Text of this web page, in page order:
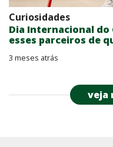
Curiosidades
Dia Internacional do
esses parceiros de
3 meses atrás
veja